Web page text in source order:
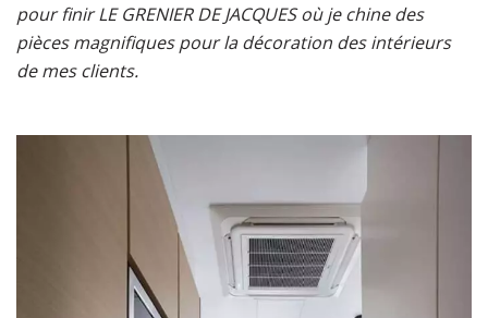
pour finir LE GRENIER DE JACQUES où je chine des
pièces magnifiques pour la décoration des intérieurs
de mes clients.